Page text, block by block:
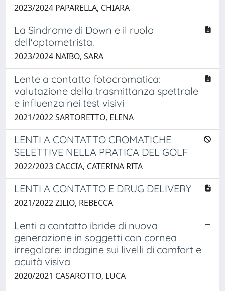
2023/2024 PAPARELLA, CHIARA
La Sindrome di Down e il ruolo
dell'optometrista.
2023/2024 NAIBO, SARA
Lente a contatto fotocromatica:
valutazione della trasmittanza spettrale
e influenza nei test visivi
2021/2022 SARTORETTO, ELENA
LENTI A CONTATTO CROMATICHE
SELETTIVE NELLA PRATICA DEL GOLF
2022/2023 CACCIA, CATERINA RITA
LENTI A CONTATTO E DRUG DELIVERY
2021/2022 ZILIO, REBECCA
Lenti a contatto ibride di nuova
generazione in soggetti con cornea
irregolare: indagine sui livelli di comfort e
acuità visiva
2020/2021 CASAROTTO, LUCA